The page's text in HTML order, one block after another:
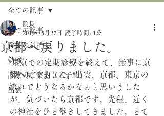
全ての記事
院長の気持ち
勉強
診療のご案内（ご予約）
出雲
全ての記事
京都へ戻りました。
院長
2019年5月27日 読了時間: 1分
東京での定期診療を終えて、無事に京
都へ戻りました。出雲、京都、東京の
流れでどうなるかなぁと思いました
が、気づいたら京都です。先程、近く
の神社をひと歩きしてきました。とて